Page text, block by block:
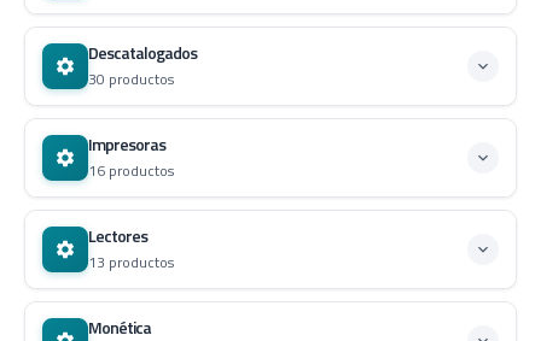
Descatalogados
30 productos
Impresoras
16 productos
Lectores
13 productos
Monética